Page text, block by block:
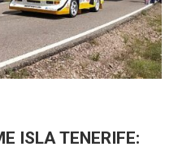
ISLA TENERIFE: